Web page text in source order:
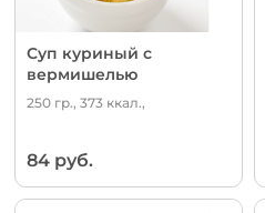
Суп куриный с
вермишелью
250 гр., 373 ккал.,
84 руб.